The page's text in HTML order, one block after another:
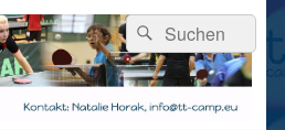
Suchen
nach:
Suchen